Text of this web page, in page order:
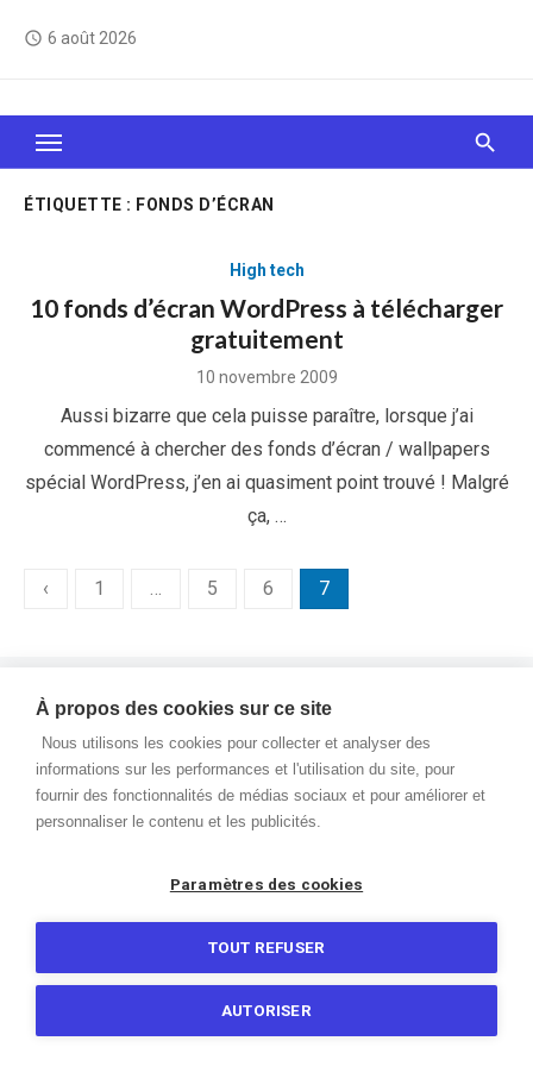
access_time 6 août 2026
Le Web, c'est comme une boîte de chocolats… On
sait jamais sur quoi on va tomber !
ÉTIQUETTE : FONDS D’ÉCRAN
High tech
10 fonds d’écran WordPress à télécharger
gratuitement
Posted
10 novembre 2009
Aussi bizarre que cela puisse paraître, lorsque j’ai
commencé à chercher des fonds d’écran / wallpapers
spécial WordPress, j’en ai quasiment point trouvé ! Malgré
ça, …
Pagination
‹ 1 … 5 6 7
© 2026 Autour du Web
Contactez-nous À propos Vie du blog
Best Of
Mentions Légales
À propos des cookies sur ce site
Nous utilisons les cookies pour collecter et analyser des
informations sur les performances et l'utilisation du site, pour
fournir des fonctionnalités de médias sociaux et pour améliorer et
personnaliser le contenu et les publicités.
Paramètres des cookies
TOUT REFUSER
AUTORISER